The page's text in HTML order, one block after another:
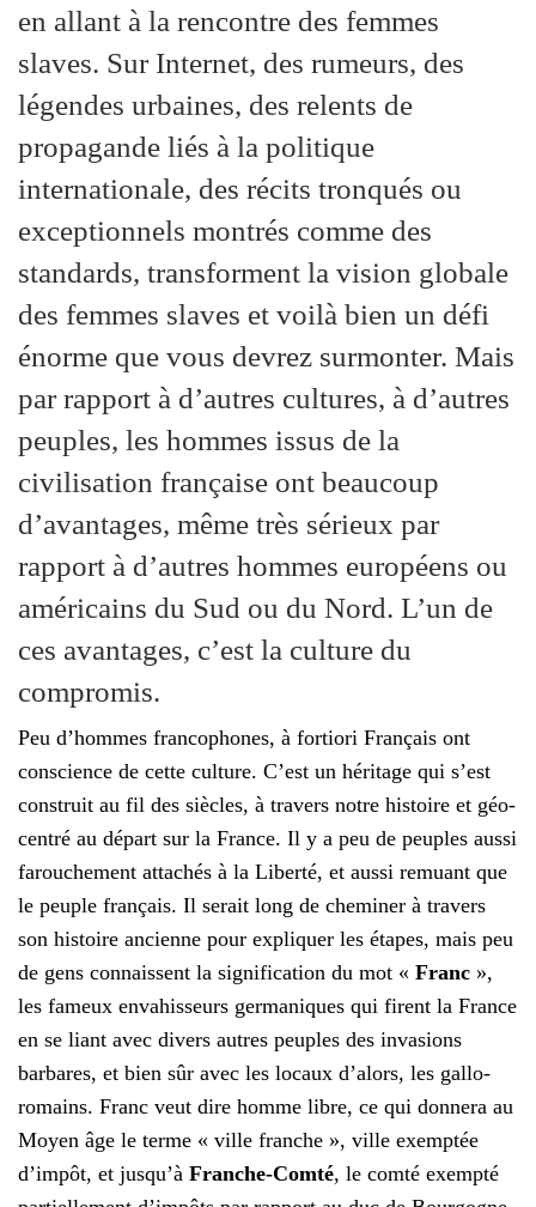
en allant à la rencontre des femmes
slaves. Sur Internet, des rumeurs, des
légendes urbaines, des relents de
propagande liés à la politique
internationale, des récits tronqués ou
exceptionnels montrés comme des
standards, transforment la vision globale
des femmes slaves et voilà bien un défi
énorme que vous devrez surmonter. Mais
par rapport à d’autres cultures, à d’autres
peuples, les hommes issus de la
civilisation française ont beaucoup
d’avantages, même très sérieux par
rapport à d’autres hommes européens ou
américains du Sud ou du Nord. L’un de
ces avantages, c’est la culture du
compromis.
Peu d’hommes francophones, à fortiori Français ont
conscience de cette culture. C’est un héritage qui s’est
construit au fil des siècles, à travers notre histoire et géo-
centré au départ sur la France. Il y a peu de peuples aussi
farouchement attachés à la Liberté, et aussi remuant que
le peuple français. Il serait long de cheminer à travers
son histoire ancienne pour expliquer les étapes, mais peu
de gens connaissent la signification du mot « Franc »,
les fameux envahisseurs germaniques qui firent la France
en se liant avec divers autres peuples des invasions
barbares, et bien sûr avec les locaux d’alors, les gallo-
romains. Franc veut dire homme libre, ce qui donnera au
Moyen âge le terme « ville franche », ville exemptée
d’impôt, et jusqu’à Franche-Comté, le comté exempté